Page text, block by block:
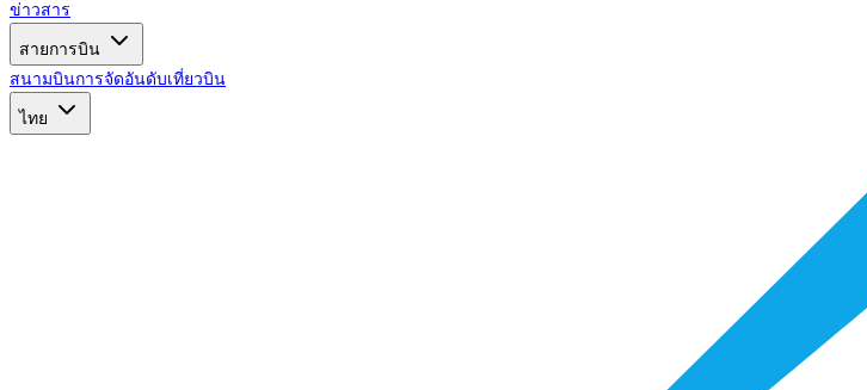
ข่าวสาร
สายการบิน
สนามบินการจัดอันดับเที่ยวบิน
ไทย